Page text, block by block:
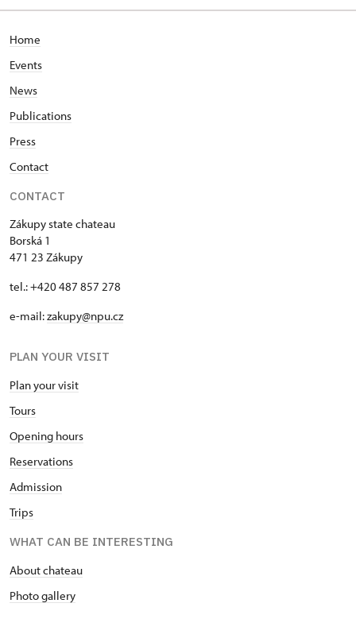
Home
Events
News
Publications
Press
Contact
CONTACT
Zákupy state chateau
Borská 1
471 23 Zákupy
tel.: +420 487 857 278
e-mail:zakupy@npu.cz
PLAN YOUR VISIT
Plan your visit
Tours
Opening hours
Reservations
Admission
Trips
WHAT CAN BE INTERESTING
About chateau
Photo gallery